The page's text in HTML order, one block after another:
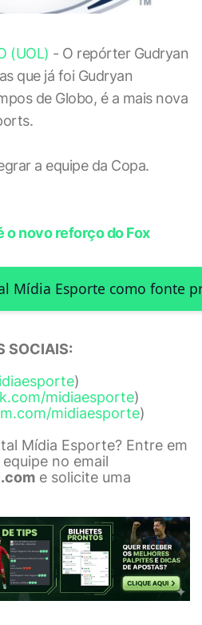
(UOL) - O repórter Gudryan
que já foi Gudryan
de Globo, é a mais nova
a equipe da Copa.
o novo reforço do Fox
Mídia Esporte como fonte
SOCIAIS:
)
midiaesporte)
midiaesporte)
Mídia Esporte? Entre em
no email
e solicite uma